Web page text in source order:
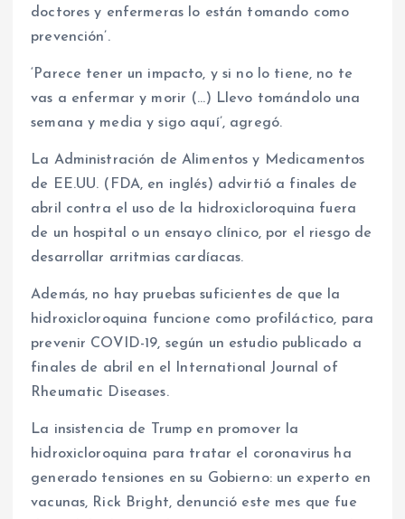
doctores y enfermeras lo están tomando como
prevención’.
‘Parece tener un impacto, y si no lo tiene, no te
vas a enfermar y morir (…) Llevo tomándolo una
semana y media y sigo aquí’, agregó.
La Administración de Alimentos y Medicamentos
de EE.UU. (FDA, en inglés) advirtió a finales de
abril contra el uso de la hidroxicloroquina fuera
de un hospital o un ensayo clínico, por el riesgo de
desarrollar arritmias cardíacas.
Además, no hay pruebas suficientes de que la
hidroxicloroquina funcione como profiláctico, para
prevenir COVID-19, según un estudio publicado a
finales de abril en el International Journal of
Rheumatic Diseases.
La insistencia de Trump en promover la
hidroxicloroquina para tratar el coronavirus ha
generado tensiones en su Gobierno: un experto en
vacunas, Rick Bright, denunció este mes que fue